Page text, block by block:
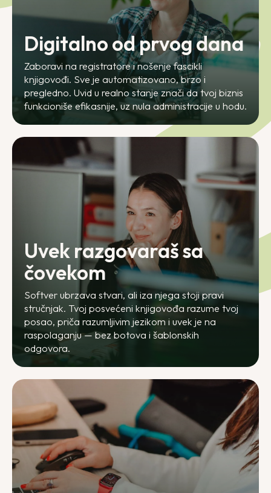
Digitalno od prvog dana
Zaboravi na registratore i nošenje fascikli
knjigovođi. Sve je automatizovano, brzo i
pregledno. Uvid u realno stanje znači da tvoj biznis
funkcioniše efikasnije, uz nula administracije u hodu.
Uvek razgovaraš sa
čovekom
Softver ubrzava stvari, ali iza njega stoji pravi
stručnjak. Tvoj posvećeni knjigovođa razume tvoj
posao, priča razumljivim jezikom i uvek je na
raspolaganju — bez botova i šablonskih
odgovora.